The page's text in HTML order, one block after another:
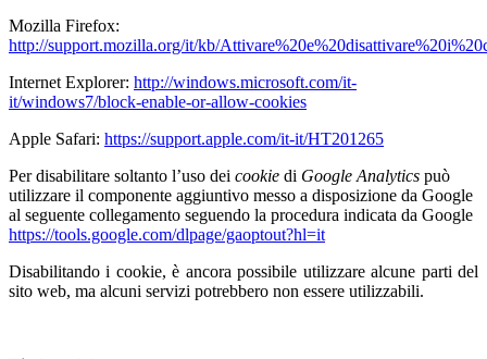
Mozilla Firefox:
http://support.mozilla.org/it/kb/
Internet Explorer: http://windows.microsoft.com/it-
it/windows7/block-enable-or-allow-cookies
Apple Safari: https://support.apple.com/it-it/HT201265
Per disabilitare soltanto l’uso dei cookie di Google Analytics può
utilizzare il componente aggiuntivo messo a disposizione da Google
al seguente collegamento seguendo la procedura indicata da Google
https://tools.google.com/dlpage/gaoptout?hl=it
Disabilitando i cookie, è ancora possibile utilizzare alcune parti del
sito web, ma alcuni servizi potrebbero non essere utilizzabili.